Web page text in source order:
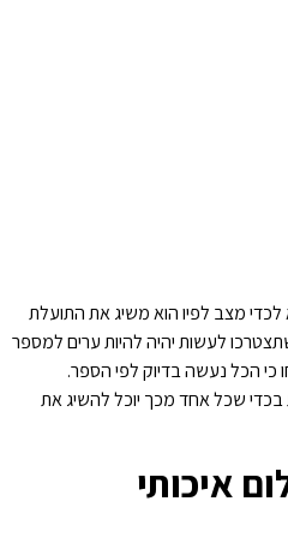
מצב לפיו הוא משיג את התועלת
לעשות יהיה להיות ערים למספר
כי הכל נעשה בדיוק לפי הספר.
שכל אחד מכך יוכל להשיג את
איכותי